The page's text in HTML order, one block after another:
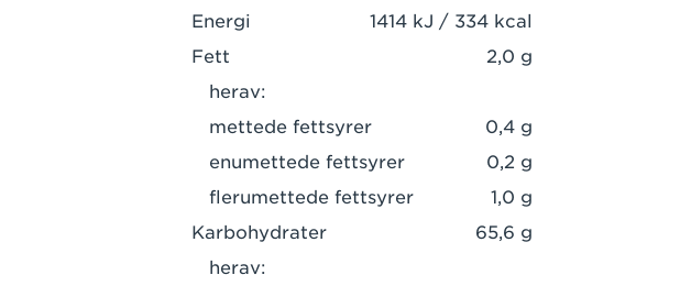
Energi
1414 kJ / 334 kcal
Fett
2,0 g
herav:
mettede fettsyrer
0,4 g
enumettede fettsyrer
0,2 g
flerumettede fettsyrer
1,0 g
Karbohydrater
65,6 g
herav: